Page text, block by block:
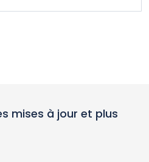
mises à jour et plus